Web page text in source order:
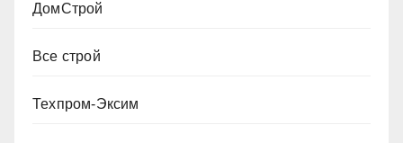
ДомСтрой
Все строй
Техпром-Эксим